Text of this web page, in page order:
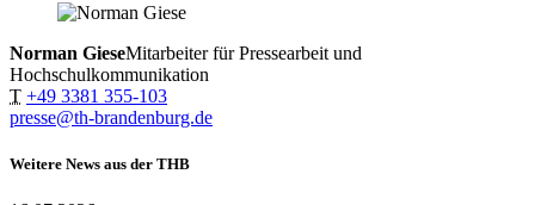
Norman GieseMitarbeiter für Pressearbeit und
Hochschulkommunikation
T +49 3381 355-103
presse@th-brandenburg.de
Weitere News aus der THB